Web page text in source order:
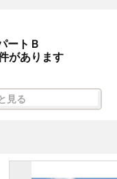
ートＢ
があります
見る